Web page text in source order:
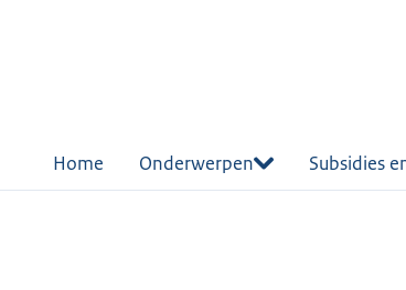
Home Onderwerpen Subsidies